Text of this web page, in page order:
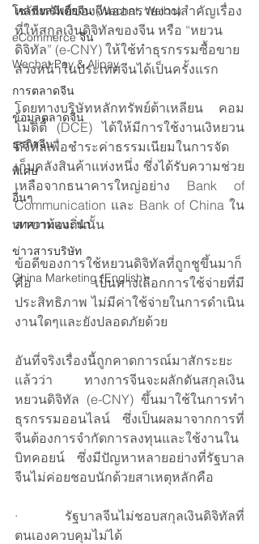
โซเชียลมีเดียจีน (Wechat, Weibo)
eCommerce จีน
Wechat Pay & Alipay
การตลาดจีน
ข้อมูลตลาดจีน
ธุรกิจจีน
พิเศษ
อื่นๆ
บทความแนะนำ
ข่าวสารบริษัท
China Marketing (English)
หลักทรัพย์ของจีนออกรายงานสำคัญเรื่อง
ที่ให้สกุลเงินดิจิทัลของจีน หรือ “หยวน
ดิจิทัล” (e-CNY) ให้ใช้ทำธุรกรรมซื้อขาย
ล่วงหน้าในประเทศจีนได้เป็นครั้งแรก
โดยทางบริษัทหลักทรัพย์ต้าเหลียน คอม
โมดิตี้ (DCE) ได้ให้มีการใช้งานเงิหยวน
ดิจิทัลเพื่อชำระค่าธรรมเนียมในการจัด
เก็บคลังสินค้าแห่งหนึ่ง ซึ่งได้รับความช่วย
เหลือจากธนาคารใหญ่อย่าง Bank of
Communication และ Bank of China ใน
สาขาท้องถิ่นนั้น
ข้อดีของการใช้หยวนดิจิทัลที่ถูกชูขึ้นมาก็
คือ เป็นทางเลือกการใช้จ่ายที่มี
ประสิทธิภาพ ไม่มีค่าใช้จ่ายในการดำเนิน
งานใดๆและยังปลอดภัยด้วย
อันที่จริงเรื่องนี้ถูกคาดการณ์มาสักระยะ
แล้วว่า ทางการจีนจะผลักดันสกุลเงิน
หยวนดิจิทัล (e-CNY) ขึ้นมาใช้ในการทำ
ธุรกรรมออนไลน์ ซึ่งเป็นผลมาจากการที่
จีนต้องการจำกัดการลงทุนและใช้งานใน
บิทคอยน์ ซึ่งมีปัญหาหลายอย่างที่รัฐบาล
จีนไม่ค่อยชอบนักด้วยสาเหตุหลักคือ
·       รัฐบาลจีนไม่ชอบสกุลเงินดิจิทัลที่
ตนเองควบคุมไม่ได้